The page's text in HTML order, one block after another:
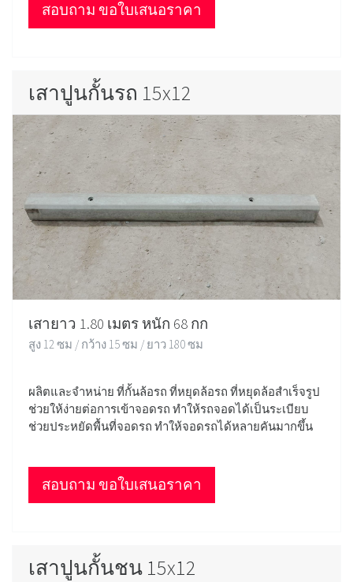
สอบถาม ขอใบเสนอราคา
เสาปูนกั้นรถ 15x12
เสายาว 1.80 เมตร หนัก 68 กก
สูง 12 ซม / กว้าง 15 ซม / ยาว 180 ซม
ผลิตและจำหน่าย ที่กั้นล้อรถ ที่หยุดล้อรถ ที่หยุดล้อสำเร็จรูป
ช่วยให้ง่ายต่อการเข้าจอดรถ ทำให้รถจอดได้เป็นระเบียบ
ช่วยประหยัดพื้นที่จอดรถ ทำให้จอดรถได้หลายคันมากขึ้น
สอบถาม ขอใบเสนอราคา
เสาปูนกั้นชน 15x12